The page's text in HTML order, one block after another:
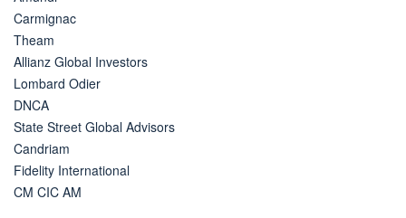
Carmignac
Theam
Allianz Global Investors
Lombard Odier
DNCA
State Street Global Advisors
Candriam
Fidelity International
CM CIC AM